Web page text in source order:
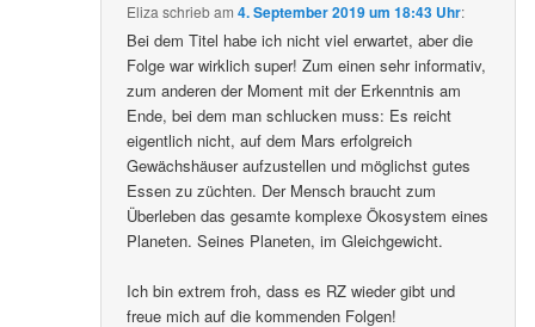
Eliza schriebam4. September 2019 um 18:43 Uhr:
Bei dem Titel habe ich nicht viel erwartet, aber die
Folge war wirklich super! Zum einen sehr informativ,
zum anderen der Moment mit der Erkenntnis am
Ende, bei dem man schlucken muss: Es reicht
eigentlich nicht, auf dem Mars erfolgreich
Gewächshäuser aufzustellen und möglichst gutes
Essen zu züchten. Der Mensch braucht zum
Überleben das gesamte komplexe Ökosystem eines
Planeten. Seines Planeten, im Gleichgewicht.
Ich bin extrem froh, dass es RZ wieder gibt und
freue mich auf die kommenden Folgen!